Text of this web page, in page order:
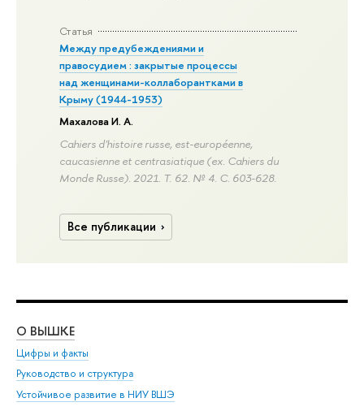
Статья
Между предубеждениями и
правосудием : закрытые процессы
над женщинами-коллаборантками в
Крыму (1944-1953)
Махалова И. А.
Cahiers d'histoire russe, est-européenne,
caucasienne et centrasiatique (ex. Cahiers du
Monde Russe). 2021. Т. 62. № 4. С. 603-628.
Все публикации
О ВЫШКЕ
Цифры и факты
Руководство и структура
Устойчивое развитие в НИУ ВШЭ